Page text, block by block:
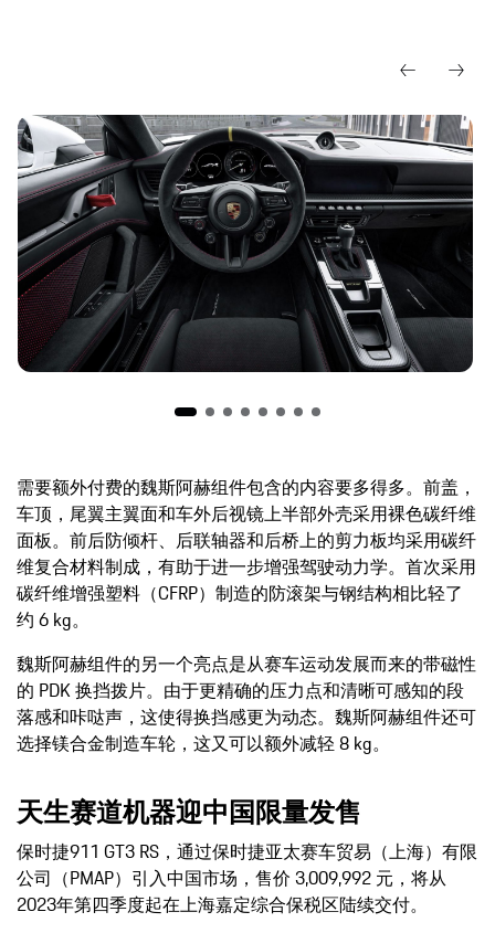
需要额外付费的魏斯阿赫组件包含的内容要多得多。前盖，
车顶，尾翼主翼面和车外后视镜上半部外壳采用裸色碳纤维
面板。前后防倾杆、后联轴器和后桥上的剪力板均采用碳纤
维复合材料制成，有助于进一步增强驾驶动力学。首次采用
碳纤维增强塑料（CFRP）制造的防滚架与钢结构相比轻了
约 6 kg。
魏斯阿赫组件的另一个亮点是从赛车运动发展而来的带磁性
的 PDK 换挡拨片。由于更精确的压力点和清晰可感知的段
落感和咔哒声，这使得换挡感更为动态。魏斯阿赫组件还可
选择镁合金制造车轮，这又可以额外减轻 8 kg。
天生赛道机器迎中国限量发售
保时捷911 GT3 RS，通过保时捷亚太赛车贸易（上海）有限
公司（PMAP）引入中国市场，售价 3,009,992 元，将从
2023年第四季度起在上海嘉定综合保税区陆续交付。